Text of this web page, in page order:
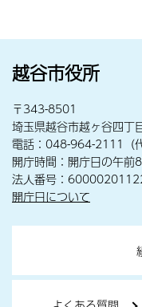
越谷市役所
〒343-8501
埼玉県越谷市越ヶ谷四丁
電話：048-964-2111
開庁時間：開庁日の午
法人番号：
開庁日について